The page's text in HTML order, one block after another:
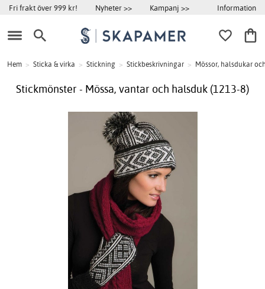
Fri frakt över 999 kr! Nyheter >> Kampanj >> Information
Hem > Sticka & virka > Stickning > Stickbeskrivningar > Mössor, halsdukar
Stickmönster - Mössa, vantar och halsduk (1213-8)